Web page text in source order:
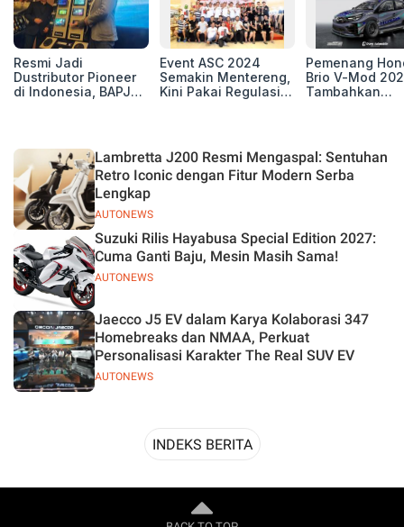
Resmi Jadi
Dustributor Pioneer
di Indonesia, BAPJ
Event ASC 2024
Semakin Mentereng,
Kini Pakai Regulasi
Pemenang
Brio V-Mod
Tambahkan
AUTONEWS
Lambretta J200 Resmi Mengaspal: Sentuhan
Retro Iconic dengan Fitur Modern Serba
Lengkap
AUTONEWS
Suzuki Rilis Hayabusa Special Edition 2027:
Cuma Ganti Baju, Mesin Masih Sama!
AUTONEWS
Jaecco J5 EV dalam Karya Kolaborasi 347
Homebreaks dan NMAA, Perkuat
Personalisasi Karakter The Real SUV EV
INDEKS BERITA